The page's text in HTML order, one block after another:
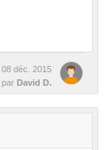
08 déc. 2015
par David D.